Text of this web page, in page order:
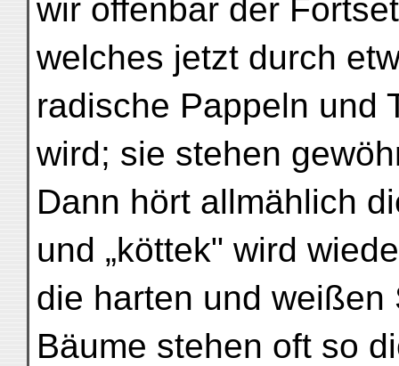
wir offenbar der
welches jetzt durch
radische Pappeln und
wird; sie stehen
Dann hört allmählich
und „köttek" wird
die harten und weißen
Bäume stehen oft so